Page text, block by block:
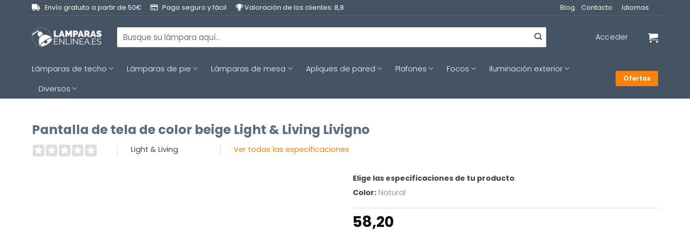
contenido
Envío gratuito a partir de 50€ Pago seguro y fácil Valoración de los clientes: 8,8 Blog Contacto Idiomas
Buscar
por:
Acceder
Lámparas de techo Lámparas de pie Lámparas de mesa Apliques de pared Plafones Focos
Iluminación exterior
Diversos
Ofertas
Pantalla de tela de color beige Light & Living Livigno
Light & Living Ver todas las especificaciones
Elige las especificaciones de tu producto
Color: Natural
58,20